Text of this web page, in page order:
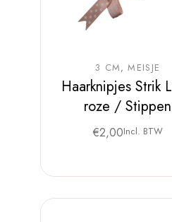
3 CM MEISJE
Haarknipjes Strik
roze / Stippen
€2,00Incl. BTW